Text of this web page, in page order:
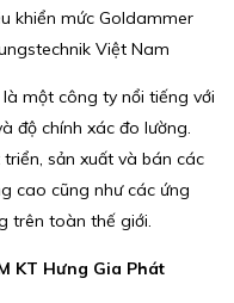
khiển mức Goldammer
Việt Nam
một công ty nổi tiếng với
độ chính xác đo lường.
sản xuất và bán các
cao cũng như các ứng
trên toàn thế giới.
KT Hưng Gia Phát